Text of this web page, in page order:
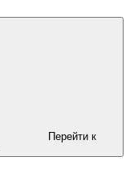
Перейти к